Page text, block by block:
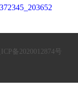
备2020012874号